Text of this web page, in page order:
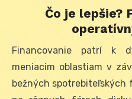
Čo je lepšie?
Financovanie patrí k
meniacim oblastiam v
bežných spotrebiteľských